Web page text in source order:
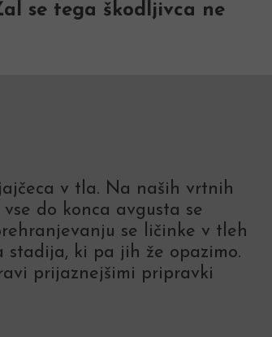
se tega škodljivca ne
v tla. Na naših vrtnih
do konca avgusta se
se ličinke v tleh
ki pa jih že opazimo.
prijaznejšimi pripravki